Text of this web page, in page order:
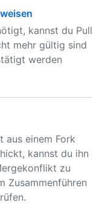
kannst du Pull
mehr gültig sind
werden
aus einem Fork
kannst du ihn
zu
Zusammenführen